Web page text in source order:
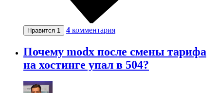
Нравится 1 4 комментария
Почему modx после смены тарифа
на хостинге упал в 504?